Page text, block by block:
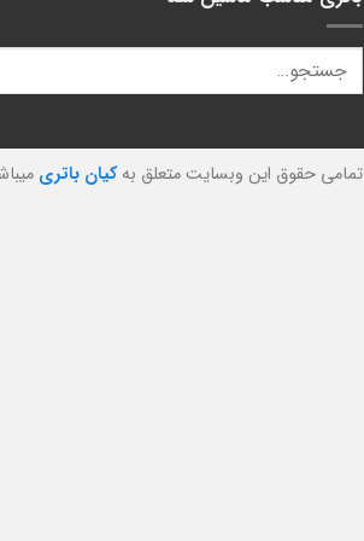
تمامی حقوق این وبسایت متعلق بهکیان باتری